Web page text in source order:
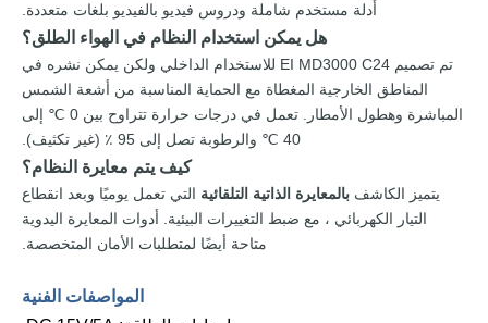
أدلة مستخدم شاملة ودروس فيديو بالفيديو بلغات متعددة.
هل يمكن استخدام النظام في الهواء الطلق؟
تم تصميم EI MD3000 C24 للاستخدام الداخلي ولكن يمكن نشره في
المناطق الخارجية المغطاة مع الحماية المناسبة من أشعة الشمس
المباشرة وهطول الأمطار. تعمل في درجات حرارة تتراوح بين 0 ℃ إلى
40 ℃ والرطوبة تصل إلى 95 ٪ (غير تكثيف).
كيف يتم معايرة النظام؟
يتميز الكاشف بالمعايرة الذاتية التلقائية التي تعمل يوميًا وبعد انقطاع
التيار الكهربائي ، مع ضبط التغييرات البيئية. أدوات المعايرة اليدوية
متاحة أيضًا لمتطلبات الأمان المتخصصة.
المواصفات الفنية